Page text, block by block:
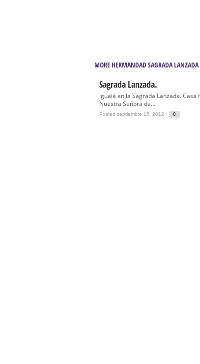
MORE HERMANDAD SAGRADA
Sagrada Lanzada.
Igualá en la Sagrada Lanzada.
Nuestra Señora de...
Posted septiembre 15, 2012 0